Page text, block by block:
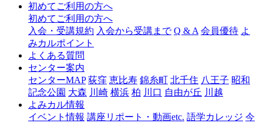
ャ
千
初めてご利用の方へ
初めてご利用の方へ
入会・受講規約 入会から受講まで Q & A 会員優待 よ
みカルポイント
よくある質問
センター案内
センターMAP 荻窪 恵比寿 錦糸町 北千住 八王子 昭和
記念公園 大森 川崎 横浜 柏 川口 自由が丘 川越
よみカル情報
イベント情報 講座リポート・動画etc. 語学カレッジ 今